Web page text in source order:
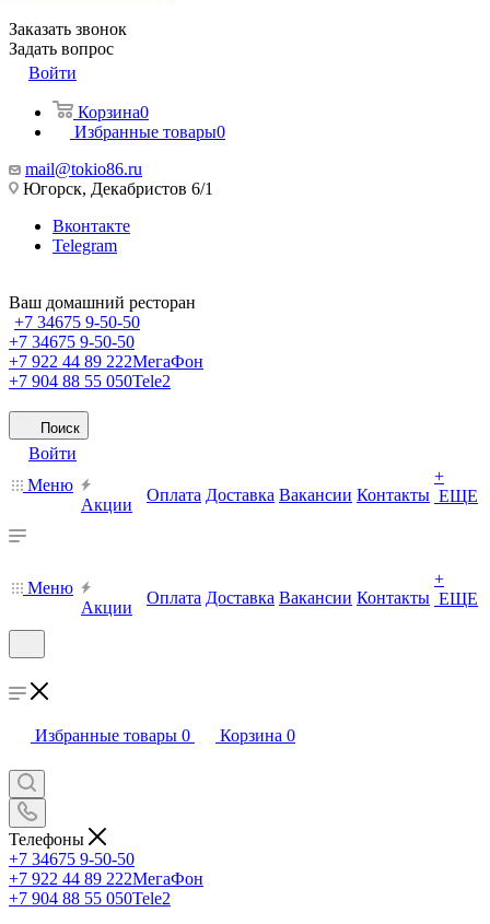
Заказать звонок
Задать вопрос
Войти
Корзина0
Избранные товары0
mail@tokio86.ru
Югорск, Декабристов 6/1
Вконтакте
Telegram
Ваш домашний ресторан
+7 34675 9-50-50
+7 34675 9-50-50
+7 922 44 89 222МегаФон
+7 904 88 55 050Tele2
Поиск
Войти
Меню
Акции
Оплата Доставка Вакансии Контакты
+
ЕЩЕ
Меню
Акции
Оплата Доставка Вакансии Контакты
+
ЕЩЕ
Избранные товары 0 Корзина 0
Телефоны
+7 34675 9-50-50
+7 922 44 89 222МегаФон
+7 904 88 55 050Tele2